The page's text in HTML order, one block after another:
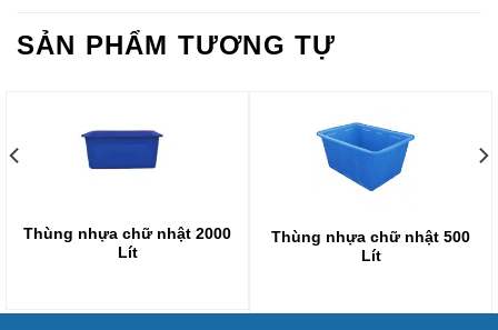
SẢN PHẨM TƯƠNG TỰ
Thùng nhựa chữ nhật 2000
Lít
Thùng nhựa chữ nhật 500
Lít